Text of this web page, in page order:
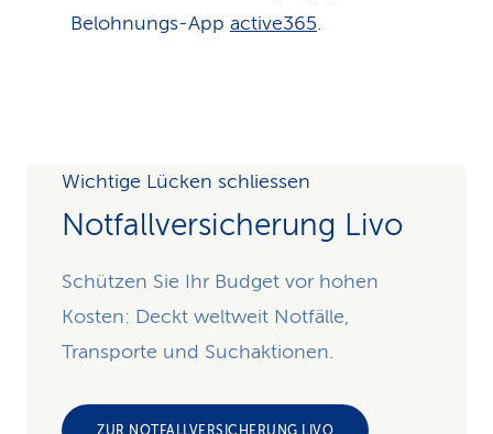
Belohnungs-App active365.
Wichtige Lücken schliessen
Notfallversicherung Livo
Schützen Sie Ihr Budget vor hohen
Kosten: Deckt weltweit Notfälle,
Transporte und Suchaktionen.
ZUR NOTFALLVERSICHERUNG LIVO